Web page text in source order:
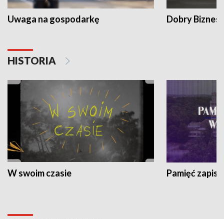
Uwaga na gospodarkę Dobry Biznes
HISTORIA
W swoim czasie Pamięć